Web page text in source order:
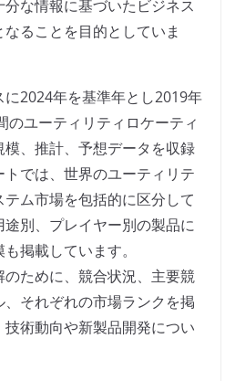
な情報に基づいたビジネス
ることを目的としていま
2024年を基準年とし2019年
のユーティリティロケーティ
、推計、予想データを収録
では、世界のユーティリテ
ム市場を包括的に区分して
別、プレイヤー別の製品に
掲載しています。
ために、競合状況、主要競
それぞれの市場ランクを掲
術動向や新製品開発につい